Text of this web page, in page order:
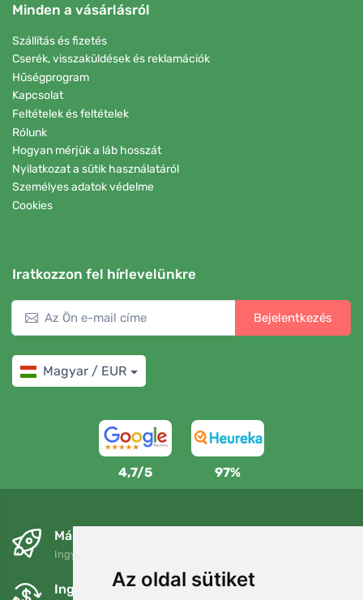
Az oldal sütiket
Minden a vásárlásról
Szállítás és fizetés
Cserék, visszaküldések és reklamációk
Hűségprogram
Kapcsolat
Feltételek és feltételek
Rólunk
Hogyan mérjük a láb hosszát
Nyilatkozat a sütik használatáról
Személyes adatok védelme
Cookies
Iratkozzon fel hírlevelünkre
Bejelentkezés
Magyar / EUR
4,7/5 97%
Másnapra és ingyenesen
Ingyenes szállítás a következő összeg felett: 80 EUR
Ingyenes csere és visszaküldés